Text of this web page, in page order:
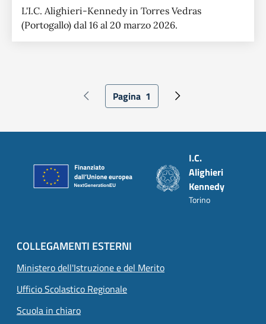
L'I.C. Alighieri-Kennedy in Torres Vedras
(Portogallo) dal 16 al 20 marzo 2026.
Paginazione
Pagina precedente
Pagina attuale
Pagina 1 Pagina successiva
I.C.
Alighieri
Kennedy
Torino
COLLEGAMENTI ESTERNI
Ministero dell'Istruzione e del Merito
Ufficio Scolastico Regionale
Scuola in chiaro